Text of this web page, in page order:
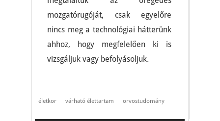
mozgatórugóját, csak egyelőre
nincs meg a technológiai hátterünk
ahhoz, hogy megfelelően ki is
vizsgáljuk vagy befolyásoljuk.
életkor várható élettartam orvostudomány